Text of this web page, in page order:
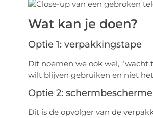
Wat kan je doen?
Optie 1: verpakkingstape
Dit noemen we ook wel, “wacht
wilt blijven gebruiken en niet
Optie 2:
Dit is de opvolger van de